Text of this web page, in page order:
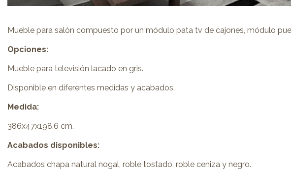
Mueble para salón compuesto por un módulo pata tv de cajones, módulo
Opciones:
Mueble para televisión lacado en gris.
Disponible en diferentes medidas y acabados.
Medida:
386x47x198,6 cm.
Acabados disponibles:
Acabados chapa natural nogal, roble tostado, roble ceniza y negro.